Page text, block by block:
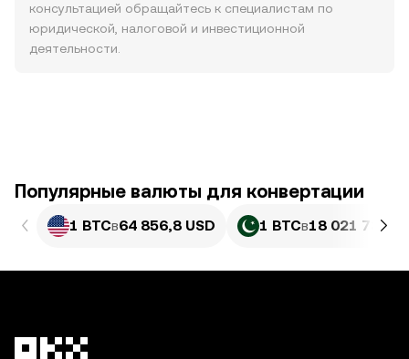
консультацией обращайтесь к специалистам по
юридической, налоговой и инвестиционной
деятельности.
Популярные валюты для конвертации
1 BTCв64 856,8 USD 1 BTCв18 021